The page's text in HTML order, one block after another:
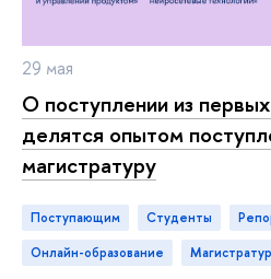
29 мая
О поступлении из
делятся опытом
магистратуру
Поступающим студенты
онлайн-образование